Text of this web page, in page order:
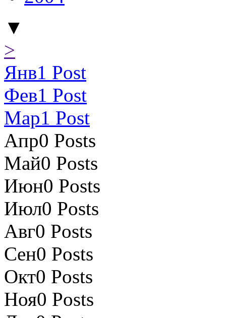
▼
>
Янв1 Post
Фев1 Post
Мар1 Post
Апр0 Posts
Май0 Posts
Июн0 Posts
Июл0 Posts
Авг0 Posts
Сен0 Posts
Окт0 Posts
Ноя0 Posts